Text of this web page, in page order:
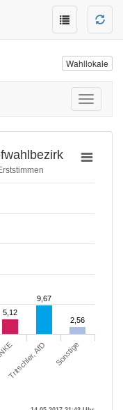
Wahllokale
Toggle
5,12
5,12
9,67
9,67
2,56
2,56
Tritschler, AfD Sonstige